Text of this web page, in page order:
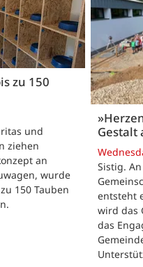
zu 150
und
ziehen
an
wurde
150 Tauben
Gestalt
Sistig.
entsteht
wird das
das